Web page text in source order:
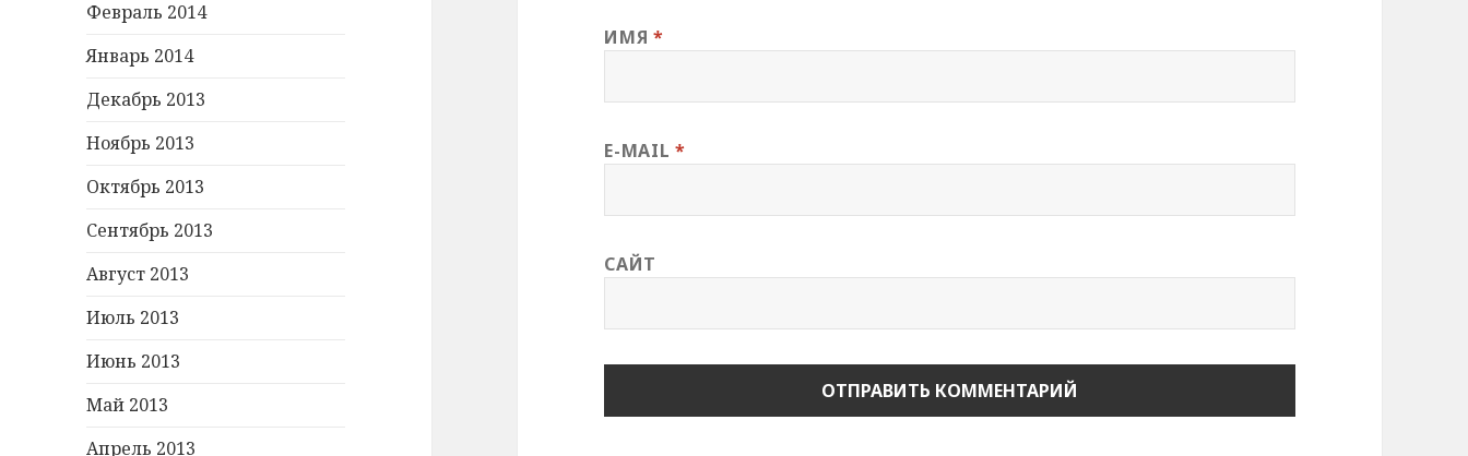
Февраль 2014
Январь 2014
Декабрь 2013
Ноябрь 2013
Октябрь 2013
Сентябрь 2013
Август 2013
Июль 2013
Июнь 2013
Май 2013
Апрель 2013
ИМЯ *
E-MAIL *
САЙТ